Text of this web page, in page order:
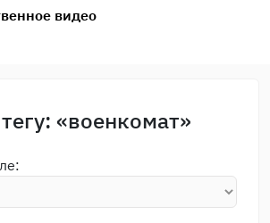
видео
«военкомат»